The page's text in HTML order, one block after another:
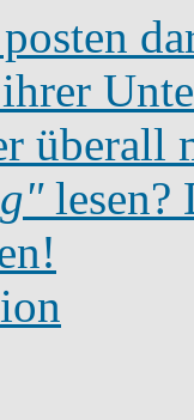
überall
lesen?